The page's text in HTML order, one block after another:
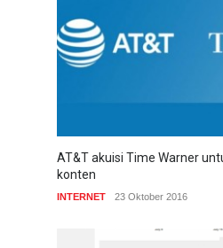
AT&T akuisi Time Warner
konten
INTERNET 23 Oktober 2016